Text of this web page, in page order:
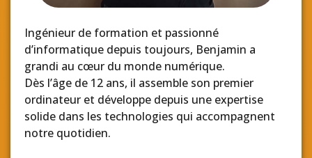
Ingénieur de formation et passionné
d’informatique depuis toujours, Benjamin a
grandi au cœur du monde numérique.
Dès l’âge de 12 ans, il assemble son premier
ordinateur et développe depuis une expertise
solide dans les technologies qui accompagnent
notre quotidien.